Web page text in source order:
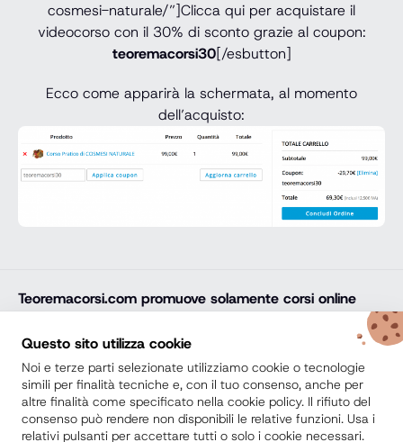
cosmesi-naturale/”]Clicca qui per acquistare il
videocorso con il 30% di sconto grazie al coupon:
teoremacorsi30[/esbutton]
Ecco come apparirà la schermata, al momento
dell’acquisto:
Teoremacorsi.com promuove solamente corsi online
professionali, corsi per il diploma online, lauree e master
online di comprovata qualità e con attestato finale
riconosciuto e spendibile sul mercato del lavoro. Trova
la soluzione ideale e arricchisci il tuo percorso di studi
con noi.
Questo sito utilizza cookie
Noi e terze parti selezionate utilizziamo cookie o tecnologie
simili per finalità tecniche e, con il tuo consenso, anche per
altre finalità come specificato nella cookie policy. Il rifiuto del
consenso può rendere non disponibili le relative funzioni. Usa i
relativi pulsanti per accettare tutti o solo i cookie necessari.